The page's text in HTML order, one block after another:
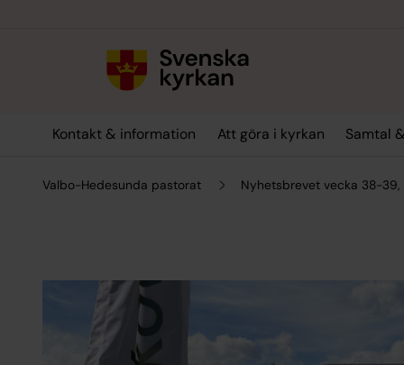
Kontakt & information Att göra i kyrkan Samtal
Valbo-Hedesunda pastorat Nyhetsbrevet vecka 38-39,